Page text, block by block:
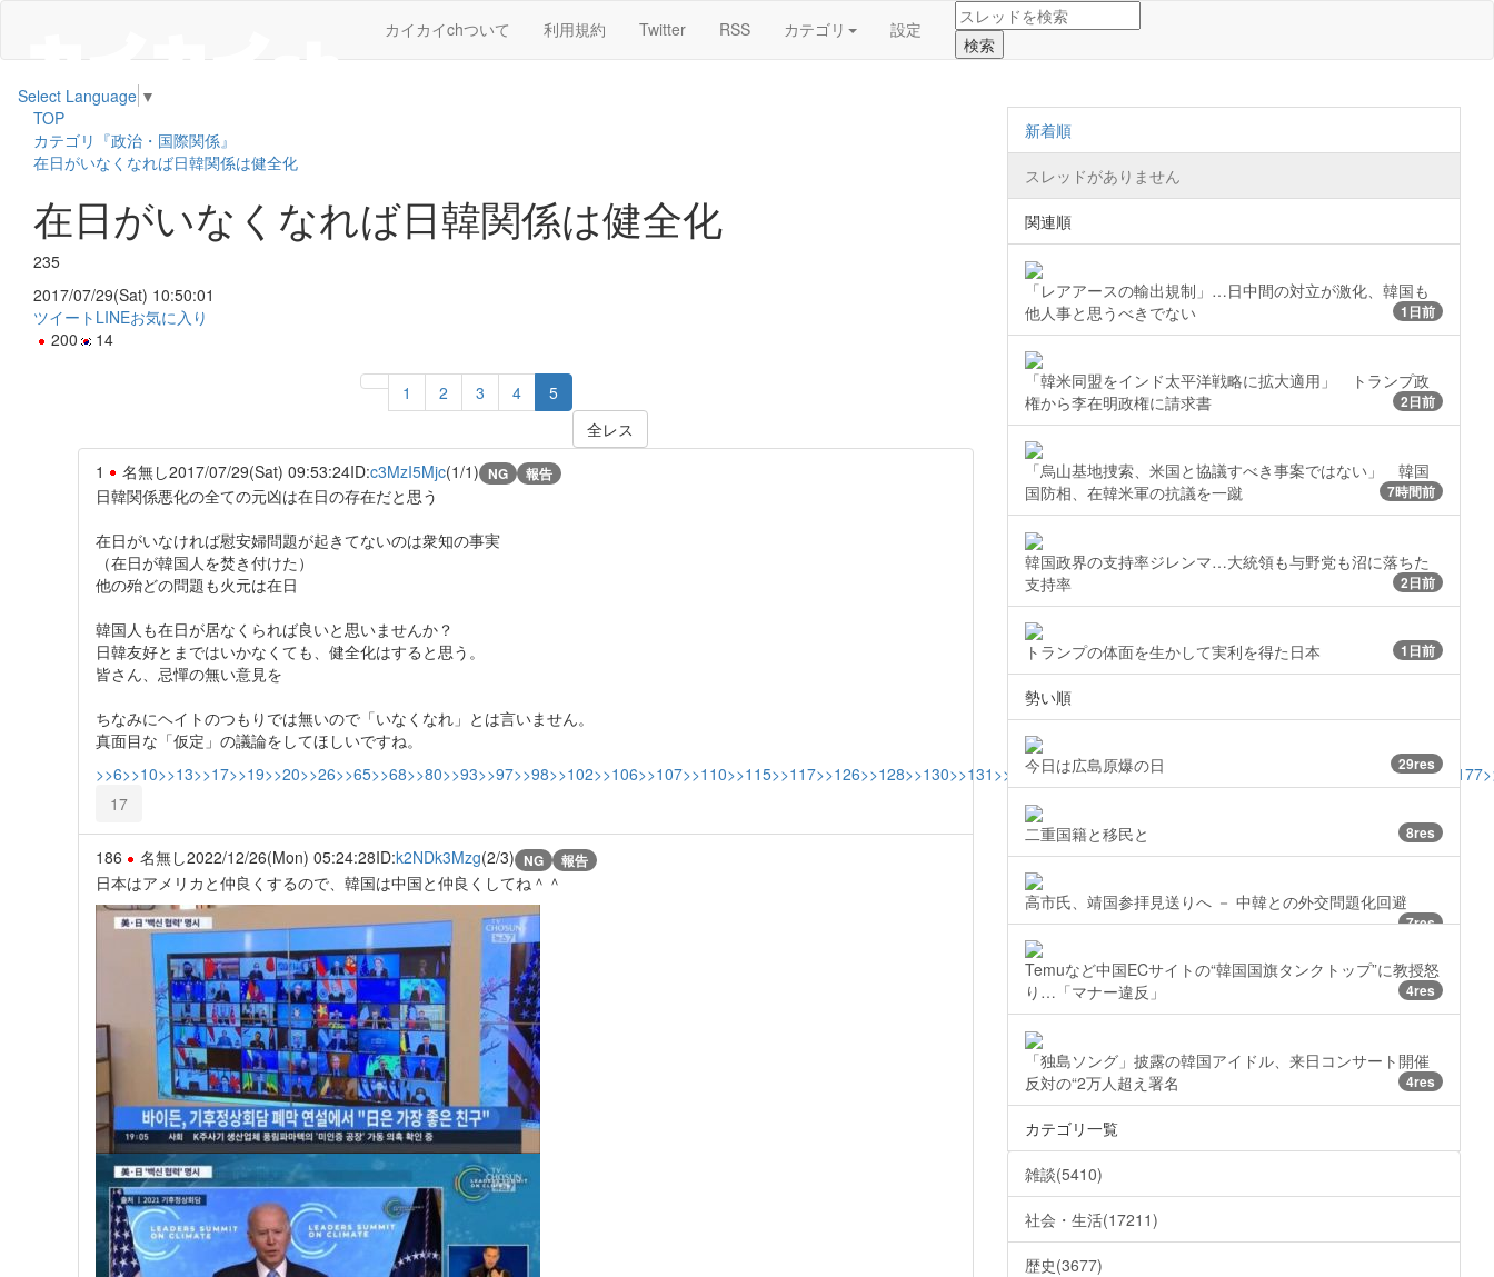
カイカイchついて 利用規約 Twitter RSS カテゴリ 設定
Select Language ▼
TOP
カテゴリ『政治・国際関係』
在日がいなくなれば日韓関係は健全化
在日がいなくなれば日韓関係は健全化
235
2017/07/29(Sat) 10:50:01
ツイート LINEお気に入り
200
14
1 2 3 4
5
全レス
1
名無し2017/07/29(Sat) 09:53:24ID:c3MzI5Mjc(1/1) NG 報告
日韓関係悪化の全ての元凶は在日の存在だと思う
在日がいなければ慰安婦問題が起きてないのは衆知の事実
（在日が韓国人を焚き付けた）
他の殆どの問題も火元は在日
韓国人も在日が居なくられば良いと思いませんか？
日韓友好とまではいかなくても、健全化はすると思う。
皆さん、忌憚の無い意見を
ちなみにヘイトのつもりでは無いので「いなくなれ」とは言いません。
真面目な「仮定」の議論をしてほしいですね。
>>6>>10>>13>>17>>19>>20>>26>>65>>68>>80>>93>>97>>98>>102>>106>>107>>110>>115>>117>>126>>128>>130>>131 >>133>>134>>141>>147 >>170>>176>>177
17
186 名無し2022/12/26(Mon) 05:24:28ID:k2NDk3Mzg(2/3) NG 報告
日本はアメリカと仲良くするので、韓国は中国と仲良くしてね＾＾
新着順
スレッドがありません
関連順
「レアアースの輸出規制」…日中間の対立が激化、韓国も
他人事と思うべきでない
1日前
「韓米同盟をインド太平洋戦略に拡大適用」 トランプ政
権から李在明政権に請求書
2日前
「烏山基地捜索、米国と協議すべき事案ではない」 韓国
国防相、在韓米軍の抗議を一蹴
7時間前
韓国政界の支持率ジレンマ…大統領も与野党も沼に落ちた
支持率
2日前
トランプの体面を生かして実利を得た日本 1日前
勢い順
今日は広島原爆の日 29res
二重国籍と移民と 8res
高市氏、靖国参拝見送りへ － 中韓との外交問題化回避
7res
Temuなど中国ECサイトの“韓国国旗タンクトップ”に教授怒
り…「マナー違反」
4res
「独島ソング」披露の韓国アイドル、来日コンサート開催
反対の“2万人超え署名
4res
カテゴリ一覧
雑談(5410)
社会・生活(17211)
歴史(3677)